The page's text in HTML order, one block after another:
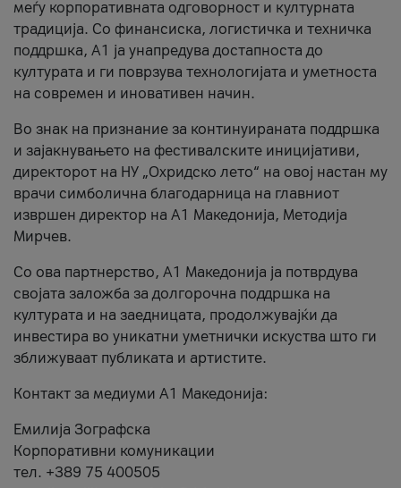
меѓу корпоративната одговорност и културната
традиција. Со финансиска, логистичка и техничка
поддршка, A1 ја унапредува достапноста до
културата и ги поврзува технологијата и уметноста
на современ и иновативен начин.
Во знак на признание за континуираната поддршка
и зајакнувањето на фестивалските иницијативи,
директорот на НУ „Охридско лето“ на овој настан му
врачи симболична благодарница на главниот
извршен директор на A1 Македонија, Методија
Мирчев.
Со ова партнерство, A1 Македонија ја потврдува
својата заложба за долгорочна поддршка на
културата и на заедницата, продолжувајќи да
инвестира во уникатни уметнички искуства што ги
зближуваат публиката и артистите.
Контакт за медиуми А1 Македонија:
Емилија Зографска
Корпоративни комуникации
тел. +389 75 400505